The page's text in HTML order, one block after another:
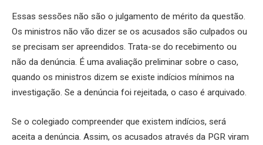
Essas sessões não são o julgamento de mérito da questão.
Os ministros não vão dizer se os acusados são culpados ou
se precisam ser apreendidos. Trata-se do recebimento ou
não da denúncia. É uma avaliação preliminar sobre o caso,
quando os ministros dizem se existe indícios mínimos na
investigação. Se a denúncia foi rejeitada, o caso é arquivado.
Se o colegiado compreender que existem indícios, será
aceita a denúncia. Assim, os acusados através da PGR viram